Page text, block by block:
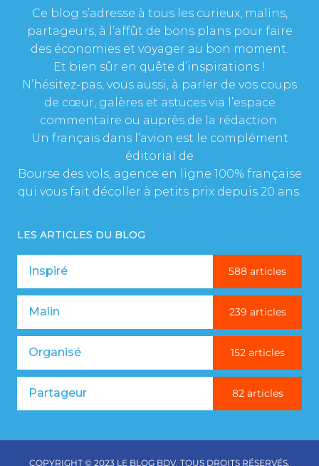
Ce blog s’adresse à tous les curieux, malins,
partageurs, à l’affût de bons plans pour faire
des économies et voyager au bon moment.
Et bien sûr en quête d’inspirations !
N’hésitez-pas, vous aussi, à parler de vos coups
de cœur, galères et astuces via l’espace
commentaire ou auprès de la rédaction.
Un français dans l’avion est le complément
éditorial de
Bourse des vols, agence en ligne 100% française
qui vous fait décoller à petits prix depuis 20 ans.
LES ARTICLES DU BLOG
Inspiré 588 articles
Malin 239 articles
Organisé 152 articles
Partageur 82 articles
COPYRIGHT © 2023 LE BLOG BDV. TOUS DROITS RÉSERVÉS.